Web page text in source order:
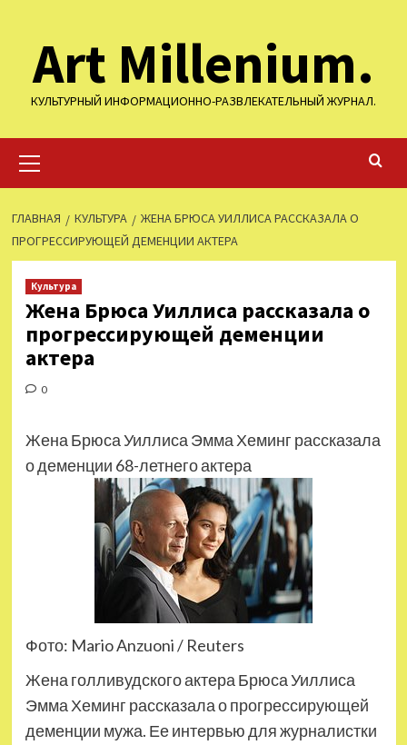
содержимому
Art Millenium.
КУЛЬТУРНЫЙ ИНФОРМАЦИОННО-РАЗВЛЕКАТЕЛЬНЫЙ ЖУРНАЛ.
меню
ГЛАВНАЯ КУЛЬТУРА
ЖЕНА БРЮСА УИЛЛИСА РАССКАЗАЛА О
ПРОГРЕССИРУЮЩЕЙ ДЕМЕНЦИИ АКТЕРА
Культура
Жена Брюса Уиллиса рассказала о
прогрессирующей деменции
актера
0
Жена Брюса Уиллиса Эмма Хеминг рассказала
о деменции 68-летнего актера
Фото: Mario Anzuoni / Reuters
Жена голливудского актера Брюса Уиллиса
Эмма Хеминг рассказала о прогрессирующей
деменции мужа. Ее интервью для журналистки